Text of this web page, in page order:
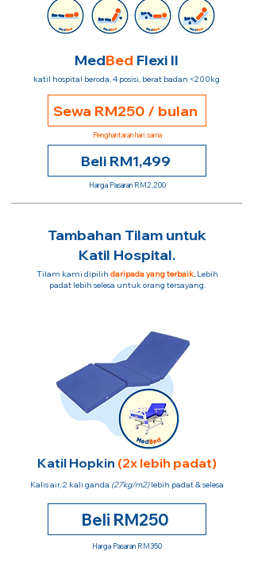
MedBed Flexi II
katil hospital beroda, 4 posisi, berat badan <200kg
Sewa RM250 / bulan
Penghantaran hari sama
Beli RM1,499
Harga Pasaran RM2,200
Tambahan Tilam untuk
Katil Hospital.
Tilam kami dipilih daripada yang terbaik.Lebih
padat lebih selesa untuk orang tersayang.
Katil Hopkin (2x lebih padat)
Kalis air, 2 kali ganda (27kg/m2)lebih padat & selesa
Beli RM250
Harga Pasaran RM350